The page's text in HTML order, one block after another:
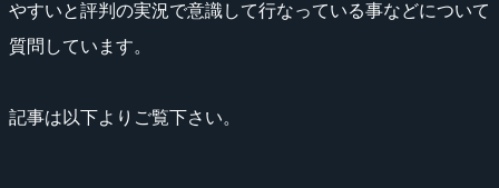
やすいと評判の実況で意識して行なっている事などについて
質問しています。
記事は以下よりご覧下さい。